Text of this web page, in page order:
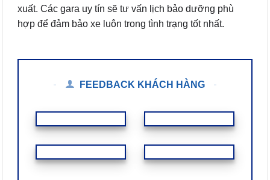
xuất. Các gara uy tín sẽ tư vấn lịch bảo dưỡng phù
hợp để đảm bảo xe luôn trong tình trạng tốt nhất.
FEEDBACK KHÁCH HÀNG